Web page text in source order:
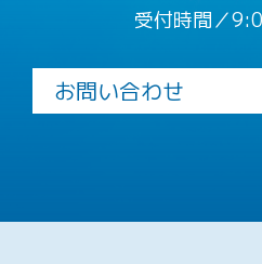
受付時間／
お問い合わせ